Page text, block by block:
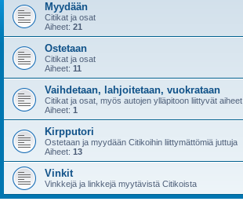
Myydään
Citikat ja osat
Aiheet: 21
Ostetaan
Citikat ja osat
Aiheet: 11
Vaihdetaan, lahjoitetaan, vuokrataan
Citikat ja osat, myös autojen ylläpitoon liittyvät aiheet
Aiheet: 1
Kirpputori
Ostetaan ja myydään Citikoihin liittymättömiä juttuja
Aiheet: 13
Vinkit
Vinkkejä ja linkkejä myytävistä Citikoista